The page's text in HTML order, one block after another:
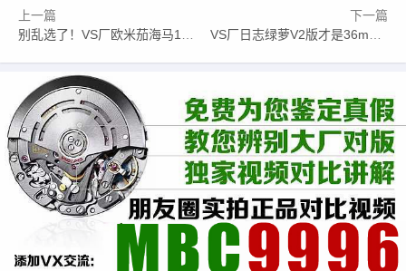
上一篇
别乱选了！VS厂欧米茄海马150柚木黑全方位解读，稳定不返修
下一篇
VS厂日志绿萝V2版才是36mm最高版本，重量、机芯全面解析